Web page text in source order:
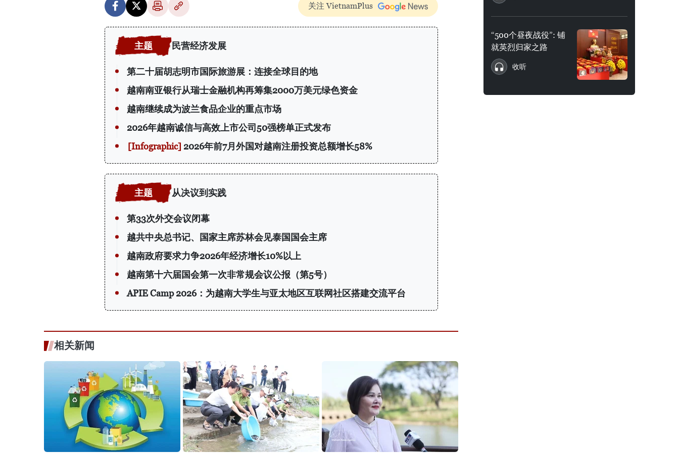
关注 VietnamPlus
民营经济发展
第二十届胡志明市国际旅游展：连接全球目的地
越南南亚银行从瑞士金融机构再筹集2000万美元绿色资金
越南继续成为波兰食品企业的重点市场
2026年越南诚信与高效上市公司50强榜单正式发布
2026年前7月外国对越南注册投资总额增长58%
从决议到实践
第33次外交会议闭幕
越共中央总书记、国家主席苏林会见泰国国会主席
越南政府要求力争2026年经济增长10%以上
越南第十六届国会第一次非常规会议公报（第5号）
APIE Camp 2026：为越南大学生与亚太地区互联网社区搭建交流平台
相关新闻
“500个昼夜战役”: 铺
就英烈归家之路
收听